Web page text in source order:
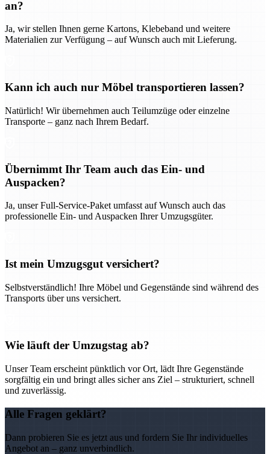
an?
Ja, wir stellen Ihnen gerne Kartons, Klebeband und weitere
Materialien zur Verfügung – auf Wunsch auch mit Lieferung.
Kann ich auch nur Möbel transportieren lassen?
Natürlich! Wir übernehmen auch Teilumzüge oder einzelne
Transporte – ganz nach Ihrem Bedarf.
Übernimmt Ihr Team auch das Ein- und
Auspacken?
Ja, unser Full-Service-Paket umfasst auf Wunsch auch das
professionelle Ein- und Auspacken Ihrer Umzugsgüter.
Ist mein Umzugsgut versichert?
Selbstverständlich! Ihre Möbel und Gegenstände sind während des
Transports über uns versichert.
Wie läuft der Umzugstag ab?
Unser Team erscheint pünktlich vor Ort, lädt Ihre Gegenstände
sorgfältig ein und bringt alles sicher ans Ziel – strukturiert, schnell
und zuverlässig.
Alle Fragen geklärt?
Dann probieren Sie es jetzt aus und fordern Sie Ihr individuelles
Angebot an – ganz unverbindlich.